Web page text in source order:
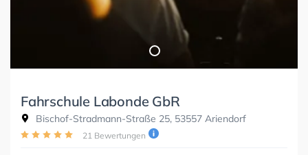
Fahrschule Labonde GbR
Bischof-Stradmann-Straße 25, 53557 Ariendorf
21 Bewertungen